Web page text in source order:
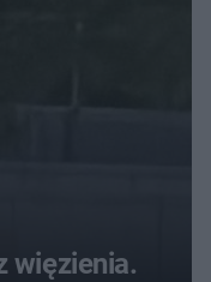
więzienia.